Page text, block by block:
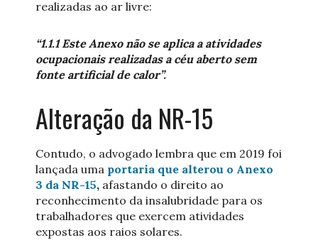
realizadas ao ar livre:
“1.1.1 Este Anexo não se aplica a atividades
ocupacionais realizadas a céu aberto sem
fonte artificial de calor”.
Alteração da NR-15
Contudo, o advogado lembra que em 2019 foi
lançada uma portaria que alterou o Anexo
3 da NR-15, afastando o direito ao
reconhecimento da insalubridade para os
trabalhadores que exercem atividades
expostas aos raios solares.